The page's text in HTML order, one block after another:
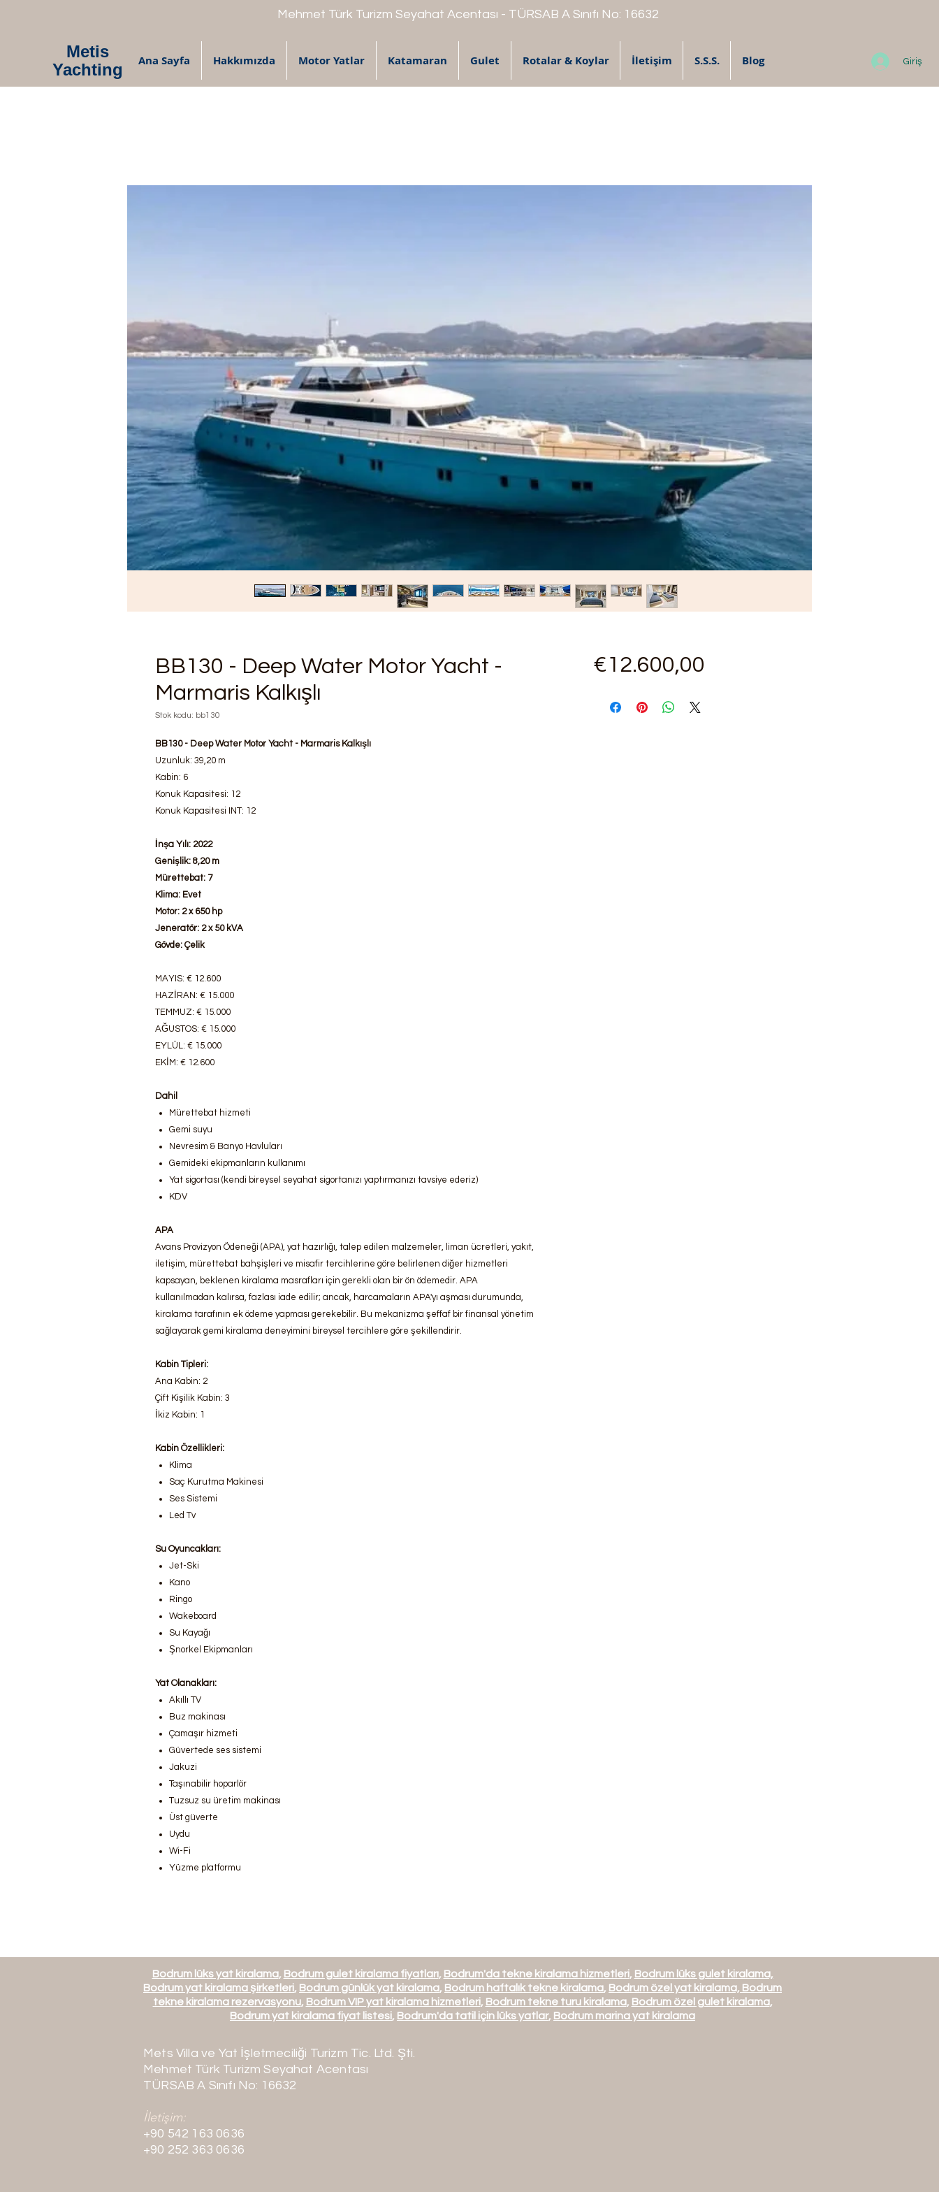
Mehmet Türk Turizm Seyahat Acentası - TÜRSAB A Sınıfı No: 16632
Metis
Yachting
Ana Sayfa Hakkımızda Motor Yatlar Katamaran Gulet Rotalar & Koylar İletişim S.S.S. Blog Giriş
BB130 - Deep Water Motor Yacht -
Marmaris Kalkışlı
Stok kodu: bb130
BB130 - Deep Water Motor Yacht - Marmaris Kalkışlı
Uzunluk: 39,20 m
Kabin: 6
Konuk Kapasitesi: 12
​​​​​​​Konuk Kapasitesi INT: 12
İnşa Yılı: 2022
Genişlik: 8,20 m
Mürettebat: 7
Klima: Evet
Motor: 2 x 650 hp
Jeneratör: 2 x 50 kVA
Gövde: Çelik
MAYIS: € 12.600
HAZİRAN: € 15.000
TEMMUZ: € 15.000
AĞUSTOS: € 15.000
EYLÜL: € 15.000
EKİM: € 12.600
Dahil
Mürettebat hizmeti
Gemi suyu
Nevresim & Banyo Havluları
Gemideki ekipmanların kullanımı
Yat sigortası (kendi bireysel seyahat sigortanızı yaptırmanızı tavsiye ederiz)
KDV
APA
Avans Provizyon Ödeneği (APA), yat hazırlığı, talep edilen malzemeler, liman ücretleri, yakıt,
iletişim, mürettebat bahşişleri ve misafir tercihlerine göre belirlenen diğer hizmetleri
kapsayan, beklenen kiralama masrafları için gerekli olan bir ön ödemedir. APA
kullanılmadan kalırsa, fazlası iade edilir; ancak, harcamaların APA'yı aşması durumunda,
kiralama tarafının ek ödeme yapması gerekebilir. Bu mekanizma şeffaf bir finansal yönetim
sağlayarak gemi kiralama deneyimini bireysel tercihlere göre şekillendirir.
Kabin Tipleri:
Ana Kabin: 2
Çift Kişilik Kabin: 3
İkiz Kabin: 1
Kabin Özellikleri:
Klima
Saç Kurutma Makinesi
Ses Sistemi
Led Tv
Su Oyuncakları:
Jet-Ski
Kano
Ringo
Wakeboard
Su Kayağı
Şnorkel Ekipmanları
Yat Olanakları:
Akıllı TV
Buz makinası
Çamaşır hizmeti
Güvertede ses sistemi
Jakuzi
Taşınabilir hoparlör
Tuzsuz su üretim makinası
Üst güverte
Uydu
Wi-Fi
Yüzme platformu
€12.600,00
Bodrum lüks yat kiralama, Bodrum gulet kiralama fiyatları, Bodrum'da tekne kiralama hizmetleri, Bodrum lüks gulet kiralama,
Bodrum yat kiralama şirketleri, Bodrum günlük yat kiralama, Bodrum haftalık tekne kiralama, Bodrum özel yat kiralama, Bodrum
tekne kiralama rezervasyonu, Bodrum VIP yat kiralama hizmetleri, Bodrum tekne turu kiralama, Bodrum özel gulet kiralama,
Bodrum yat kiralama fiyat listesi, Bodrum'da tatil için lüks yatlar, Bodrum marina yat kiralama
Mets Villa ve Yat İşletmeciliği Turizm Tic. Ltd. Şti.
Mehmet Türk Turizm Seyahat Acentası
TÜRSAB A Sınıfı No: 16632
İletişim:
+90 542 163 0636
+90 252 363 0636